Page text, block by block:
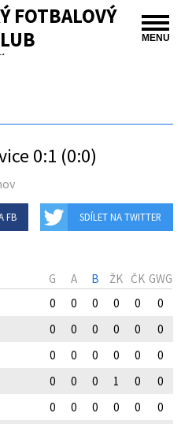
MENU
FOTBALOVÝ
0:1 (0:0)
FB SDÍLET NA TWITTER
G A B ŽK ČK GWG
0 0 0 0 0
0
0 0 0 0 0
0
0 0 0 0 0
0
0 0 0 1 0
0
0 0 0 0 0
0